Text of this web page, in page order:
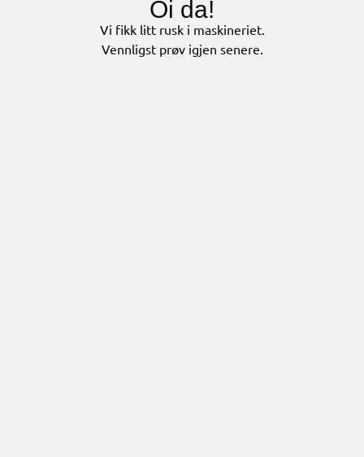
Oi da!
Vi fikk litt rusk i maskineriet.
Vennligst prøv igjen senere.